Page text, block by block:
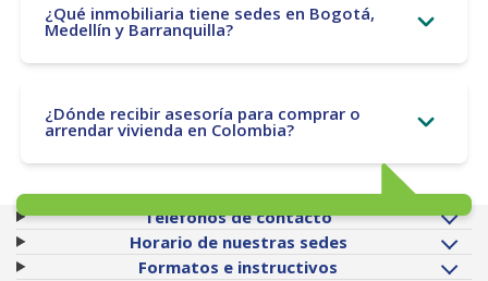
¿Qué inmobiliaria tiene sedes en Bogotá,
Medellín y Barranquilla?
¿Dónde recibir asesoría para comprar o
arrendar vivienda en Colombia?
Teléfonos de contacto
Horario de nuestras sedes
Formatos e instructivos